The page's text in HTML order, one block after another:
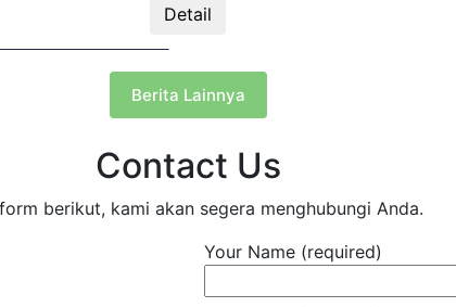
Detail
Berita Lainnya
Contact Us
berikut, kami akan segera menghubungi Anda.
Your Name (required)